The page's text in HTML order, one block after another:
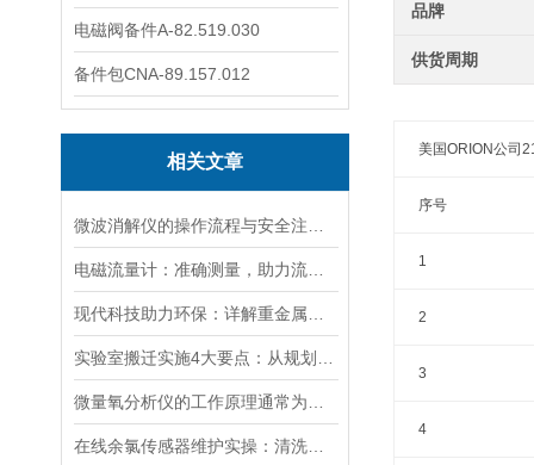
电磁阀备件A-82.519.030
备件包CNA-89.157.012
相关文章
品牌
供货周期
美国ORION公司
序号
1
2
3
4